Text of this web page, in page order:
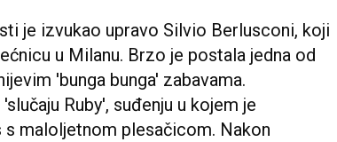
je izvukao upravo Silvio Berlusconi, koji
u Milanu. Brzo je postala jedna od
'bunga bunga' zabavama.
Ruby', suđenju u kojem je
maloljetnom plesačicom. Nakon